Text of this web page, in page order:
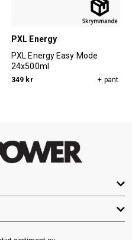
PXL Energy
PXL Energy Easy Mode
24x500ml
349 kr + pant